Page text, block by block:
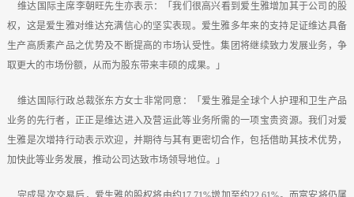
维达国际主席李朝旺先生亦表示：「我们很高兴看到爱生雅增加其于公司的股
权，这是爱生雅对维达充满信心的坚实表现。爱生雅多年来的支持足证维达具备
生产高质素产品之优势及不断提高的市场认受性。集团将继续致力发展业务，争
取更大的市场份额，从而为股东带来丰硕的成果。」
维达国际行政总裁张东方女士非常同意：「爱生雅是全球个人护理和卫生产品
业务的先行者，正正是维达进入及营运此等业务所需的一项宝贵资源。我们对爱
生雅是次增持行动表示欢迎，并期待与其有更密切合作，包括借助其技术优势，
加快此等业务发展，推动公司达致市场领导地位。」